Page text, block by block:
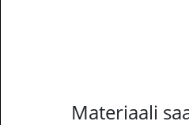
Materiaali